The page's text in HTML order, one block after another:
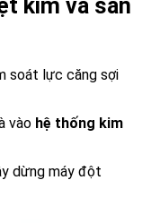
kim và sản
soát lực căng sợi
vào hệ thống kim
dừng máy đột